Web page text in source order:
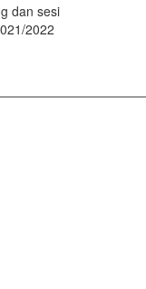
dan sesi
2022